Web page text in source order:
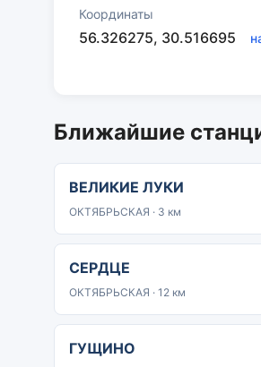
Координаты
56.326275, 30.516695
Ближайшие
ВЕЛИКИЕ ЛУКИ
ОКТЯБРЬСКАЯ · 3 км
СЕРДЦЕ
ОКТЯБРЬСКАЯ · 12 км
ГУЩИНО